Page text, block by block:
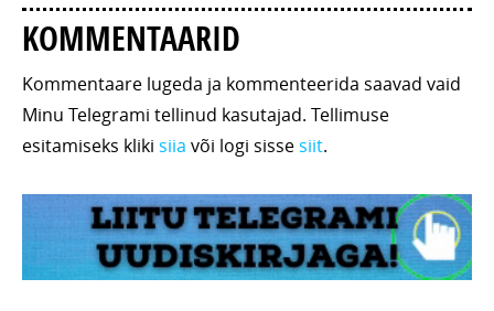
KOMMENTAARID
Kommentaare lugeda ja kommenteerida saavad vaid
Minu Telegrami tellinud kasutajad. Tellimuse
esitamiseks kliki siia või logi sissesiit.